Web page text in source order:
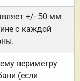
+/- 50 мм
с каждой
периметру
(если